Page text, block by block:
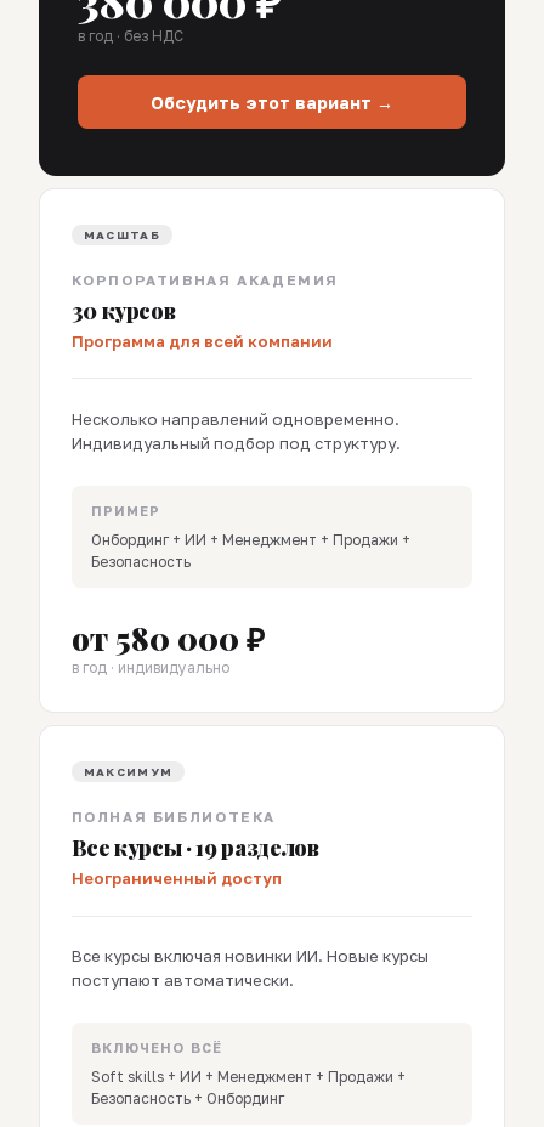
в год · без НДС
Обсудить этот вариант →
МАСШТАБ
КОРПОРАТИВНАЯ АКАДЕМИЯ
30 курсов
Программа для всей компании
Несколько направлений одновременно.
Индивидуальный подбор под структуру.
ПРИМЕР
Онбординг + ИИ + Менеджмент + Продажи +
Безопасность
от 580 000 ₽
в год · индивидуально
МАКСИМУМ
ПОЛНАЯ БИБЛИОТЕКА
Все курсы · 19 разделов
Неограниченный доступ
Все курсы включая новинки ИИ. Новые курсы
поступают автоматически.
ВКЛЮЧЕНО ВСЁ
Soft skills + ИИ + Менеджмент + Продажи +
Безопасность + Онбординг